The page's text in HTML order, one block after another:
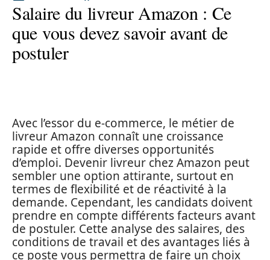
Salaire du livreur Amazon : Ce
que vous devez savoir avant de
postuler
Avec l’essor du e-commerce, le métier de
livreur Amazon connaît une croissance
rapide et offre diverses opportunités
d’emploi. Devenir livreur chez Amazon peut
sembler une option attirante, surtout en
termes de flexibilité et de réactivité à la
demande. Cependant, les candidats doivent
prendre en compte différents facteurs avant
de postuler. Cette analyse des salaires, des
conditions de travail et des avantages liés à
ce poste vous permettra de faire un choix